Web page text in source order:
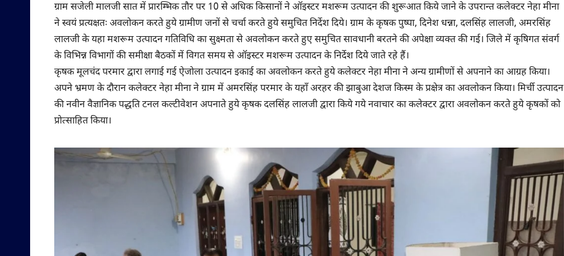
ग्राम सजेली मालजी सात में प्रारम्भिक तौर पर 10 से अधिक किसानों ने ऑइस्टर मशरूम उत्पादन की शुरूआत किये जाने के उपरान्त कलेक्टर नेहा मीना
ने स्वयं प्रत्यक्षतः अवलोकन करते हुये ग्रामीण जनों से चर्चा करते हुये समुचित निर्देश दिये। ग्राम के कृषक पुष्पा, दिनेश धन्ना, दलसिंह लालजी, अमरसिंह
लालजी के यहा मशरूम उत्पादन गतिविधि का सुक्ष्मता से अवलोकन करते हुए समुचित सावधानी बरतने की अपेक्षा व्यक्त की गई। जिले में कृषिगत संवर्ग
के विभिन्न विभागों की समीक्षा बैठकों में विगत समय से ऑइस्टर मशरूम उत्पादन के निर्देश दिये जाते रहे हैं।
कृषक मूलचंद परमार द्वारा लगाई गई ऐजोला उत्पादन इकाई का अवलोकन करते हुये कलेक्टर नेहा मीना ने अन्य ग्रामीणों से अपनाने का आग्रह किया।
अपने भ्रमण के दौरान कलेक्टर नेहा मीना ने ग्राम में अमरसिंह परमार के यहाँ अरहर की झाबुआ देशज किस्म के प्रक्षेत्र का अवलोकन किया। मिर्ची उत्पादन
की नवीन वैज्ञानिक पद्धति टनल कल्टीवेशन अपनाते हुये कृषक दलसिंह लालजी द्वारा किये गये नवाचार का कलेक्टर द्वारा अवलोकन करते हुये कृषकों को
प्रोत्साहित किया।